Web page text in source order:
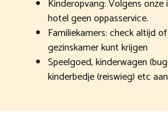
Kinderopvang: Volgens
hotel geen oppasservice.
Familiekamers: check altijd
gezinskamer kunt krijgen
Speelgoed, kinderwagen
kinderbedje (reiswieg) etc